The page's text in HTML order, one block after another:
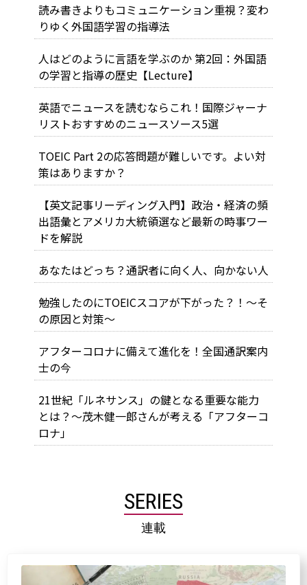
読み書きよりもコミュニケーション重視？変わ
りゆく外国語学習の指導法
人はどのように言語を学ぶのか 第2回：外国語
の学習と指導の歴史【Lecture】
英語でニュースを読むならこれ！国際ジャーナ
リストおすすめのニュースソース5選
TOEIC Part 2の応答問題が難しいです。よい対
策はありますか？
【英文記事リーディング入門】政治・経済の頻
出語彙とアメリカ大統領選など最新の時事ワー
ドを解説
あなたはどっち？通訳者に向く人、向かない人
勉強したのにTOEICスコアが下がった？！～そ
の原因と対策～
アフターコロナに備えて進化を！全国通訳案内
士の今
21世紀「ルネサンス」の鍵となる重要な能力
とは？～茂木健一郎さんが考える「アフターコ
ロナ」
SERIES
連載